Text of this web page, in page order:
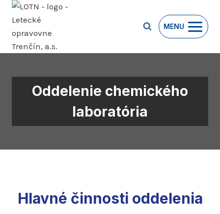
Prejsť
obsah
MENU
Oddelenie chemického
laboratória
Hlavné činnosti oddelenia